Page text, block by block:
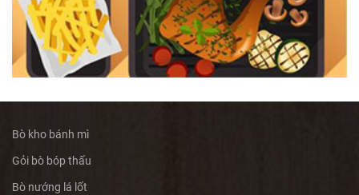
Bò kho bánh mì
Gỏi bò bóp thấu
Bò nướng lá lốt